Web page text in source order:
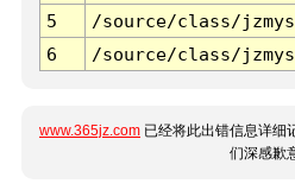
5
/source/class/
6
/source/class/
www.365jz.com 已经将此出错信息详细
们深感歉